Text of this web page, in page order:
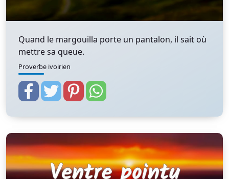
Quand le margouilla porte un pantalon, il sait où
mettre sa queue.
Proverbe ivoirien